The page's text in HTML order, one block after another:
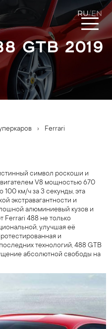
RU/EN
GTB 2019
›
Ferrari
символ роскоши и
V8 мощностью 670
100 км/ч за 3 секунды, эта
экстравагантности и
алюминиевый кузов и
Ferrari 488 не только
улучшая её
и
технологий, 488 GTB
абсолютной свободы на